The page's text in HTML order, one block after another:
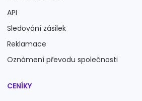
API
Sledování zásilek
Reklamace
Oznámení převodu společnosti
CENÍKY